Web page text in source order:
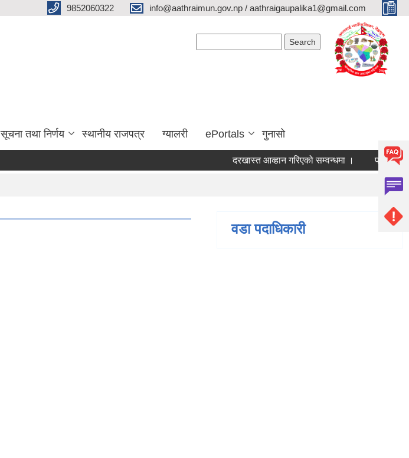
9852060322 info@aathraimun.gov.np / aathraigaupalika1@gmail.com
सूचना तथा निर्णय स्थानीय राजपत्र ग्यालरी ePortals गुनासो
दरखास्त आव्हान गरिएको सम्वन्धमा । प्रेश विज्ञप्ती ।
वडा पदाधिकारी